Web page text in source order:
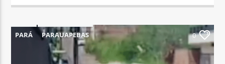
PARÁ PARAUAPEBAS 0